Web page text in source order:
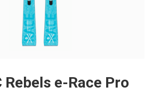
Rebels e-Race Pro